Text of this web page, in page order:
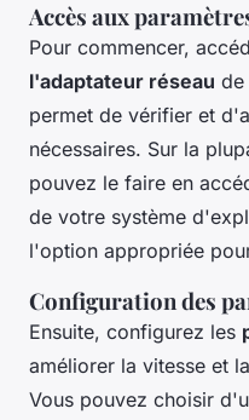
Accès aux
Pour commencer,
l'adaptateur réseau de
permet de vérifier et
nécessaires. Sur la
pouvez le faire en
de votre système
l'option appropriée
Configuration des
Ensuite, configurez les
améliorer la vitesse et
Vous pouvez choisir